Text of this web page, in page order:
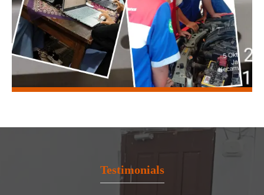
Testimonials